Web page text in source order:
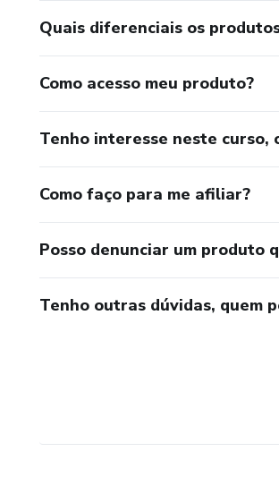
Quais diferenciais os
Como acesso meu produto?
Tenho interesse neste curso,
Como faço para me afiliar?
Posso denunciar um produto
Tenho outras dúvidas, quem